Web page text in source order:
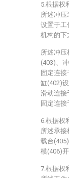
5.根据权
所述冲压
设置于工
机构的下
所述冲压
(403)、
固定连
缸(402)
滑动连接
固定连接
6.根据权
所述承接
载台
模(406)
7.根据权